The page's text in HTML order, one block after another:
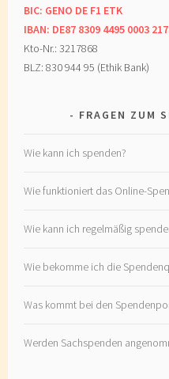
BIC: GENO DE F1 ETK
IBAN: DE87 8309 4495 0003
Kto-Nr.: 3217868
BLZ: 830 944 95 (Ethik Bank)
FRAGEN ZUM
Wie kann ich spenden?
Wie funktioniert das Online-
Wie kann ich regelmäßig
Wie bekomme ich die
Was kommt bei den
Werden Sachspenden